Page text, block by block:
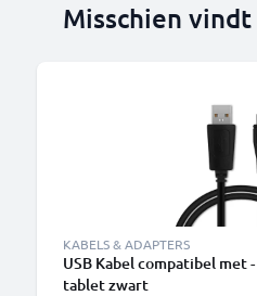
Misschien
KABELS & ADAPTERS
USB Kabel compatibel met
tablet zwart